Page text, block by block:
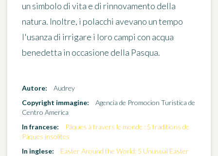
un simbolo di vita e di rinnovamento della
natura. Inoltre, i polacchi avevano un tempo
l'usanza di irrigare i loro campi con acqua
benedetta in occasione della Pasqua.
Autore:
Audrey
Copyright immagine:
Agencia de Promocion Turistica de
Centro America
In francese:
Pâques à travers le monde : 5 traditions de
Pâques insolites
In inglese:
Easter Around the World: 5 Unusual Easter